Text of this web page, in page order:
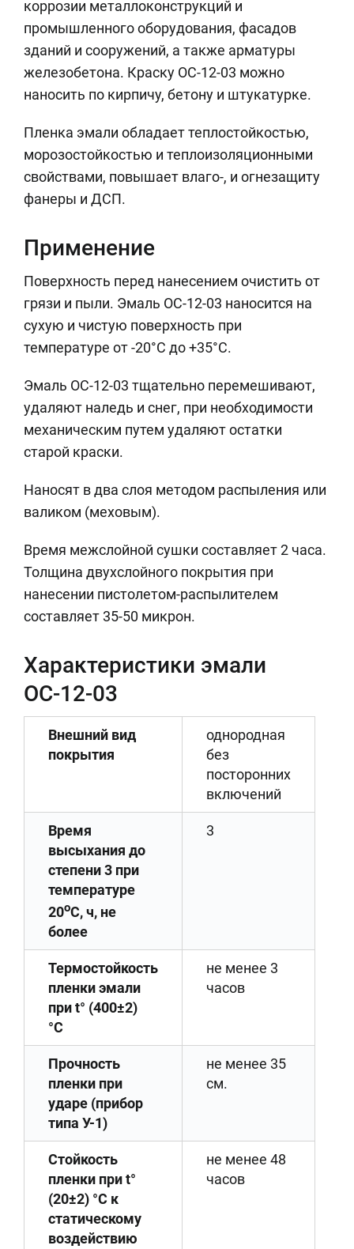
коррозии металлоконструкций и
промышленного оборудования, фасадов
зданий и сооружений, а также арматуры
железобетона. Краску ОС-12-03 можно
наносить по кирпичу, бетону и штукатурке.
Пленка эмали обладает теплостойкостью,
морозостойкостью и теплоизоляционными
свойствами, повышает влаго-, и огнезащиту
фанеры и ДСП.
Применение
Поверхность перед нанесением очистить от
грязи и пыли. Эмаль ОС-12-03 наносится на
сухую и чистую поверхность при
температуре от -20°C до +35°C.
Эмаль ОС-12-03 тщательно перемешивают,
удаляют наледь и снег, при необходимости
механическим путем удаляют остатки
старой краски.
Наносят в два слоя методом распыления или
валиком (меховым).
Время межслойной сушки составляет 2 часа.
Толщина двухслойного покрытия при
нанесении пистолетом-распылителем
составляет 35-50 микрон.
Характеристики эмали
ОС-12-03
Внешний вид
покрытия
однородная
без
посторонних
включений
Время
высыхания до
степени 3 при
температуре
20оС, ч, не
более
3
Термостойкость
пленки эмали
при t° (400±2)
°C
не менее 3
часов
Прочность
пленки при
ударе (прибор
типа У-1)
не менее 35
см.
Стойкость
пленки при t°
(20±2) °C к
статическому
воздействию
не менее 48
часов